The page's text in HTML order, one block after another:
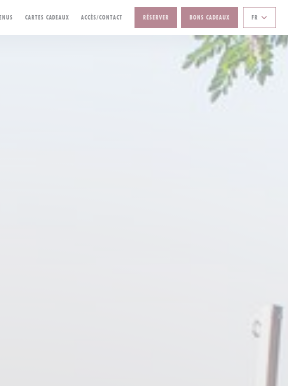
((OUVRE UNE NOUVELLE FENÊTRE))
CARTES CADEAUX ((OUVRE UNE NOUVELLE FENÊTRE))
ACCÈS/CONTACT RÉSERVER BONS CADEAUX FR